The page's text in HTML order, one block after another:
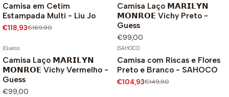
-30%
Camisa em Cetim
Estampada Multi - Liu Jo
€118,93€169,90
Camisa Laço 𝗠𝗔𝗥𝗜𝗟𝗬𝗡
𝗠𝗢𝗡𝗥𝗢𝗘 Vichy Preto -
Guess
€99,00
|Guess
Camisa Laço 𝗠𝗔𝗥𝗜𝗟𝗬𝗡
𝗠𝗢𝗡𝗥𝗢𝗘 Vichy Vermelho -
Guess
€99,00
-30%
|SAHOCO
Camisa com Riscas e Flores
Preto e Branco - SAHOCO
€104,93€149,90